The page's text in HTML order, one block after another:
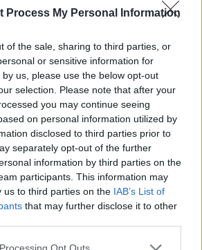
Process My Personal Information
of the sale, sharing to third parties, or
or sensitive information for
us, please use the below opt-out
selection. Please note that after your
you may continue seeing
on personal information utilized by
disclosed to third parties prior to
separately opt-out of the further
information by third parties on the
participants. This information may
us to third parties on the IAB’s List of
that may further disclose it to other
Opt Outs
Ukrajnában? Egyre
elhúzódhat
vetett hit.